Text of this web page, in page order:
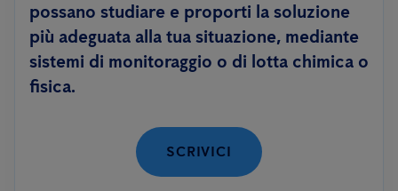
possano studiare e proporti la soluzione
più adeguata alla tua situazione, mediante
sistemi di monitoraggio o di lotta chimica o
fisica.
SCRIVICI